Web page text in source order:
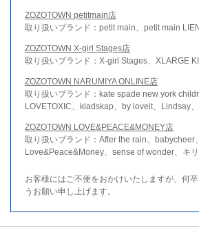
ZOZOTOWN petitmain店
取り扱いブランド：petit main、petit main
ZOZOTOWN X-girl Stages店
取り扱いブランド：X-girl Stages、XLARGE
ZOZOTOWN NARUMIYA ONLINE店
取り扱いブランド：kate spade new york
LOVETOXIC、kladskap、by loveit、Lindsay
ZOZOTOWN LOVE&PEACE&MONEY店
取り扱いブランド：After the rain、babycheer、
Love&Peace&Money、sense of wonder、キ
お客様にはご不便をおかけいたしますが、何
うお願い申し上げます。